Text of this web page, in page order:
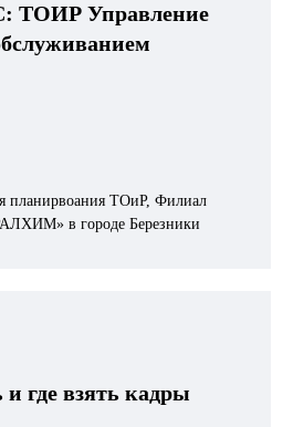
ТОИР Управление
планирвоания ТОиР, Филиал
в городе Березники
где взять кадры